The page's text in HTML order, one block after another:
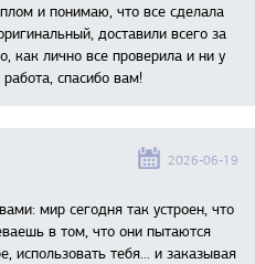
и понимаю, что все сделала
доставили всего за
как лично все проверила и ни у
спасибо вам!
2026-06-19
мир сегодня так устроен, что
в том, что они пытаются
использовать тебя... и заказывая